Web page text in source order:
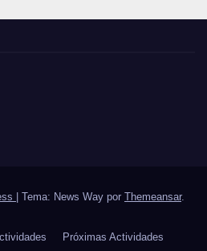
| Tema: News Way por Themeansar.
Próximas Actividades